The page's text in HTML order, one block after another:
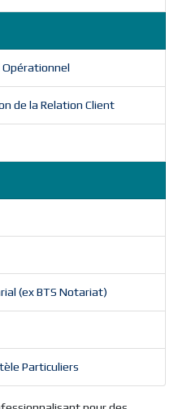
de la Relation Client
(ex BTS Notariat)
Particuliers